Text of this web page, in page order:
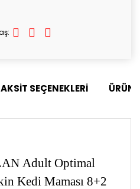
SEÇENEKLERİ ÜRÜN
Adult Optimal
Kedi Maması 8+2